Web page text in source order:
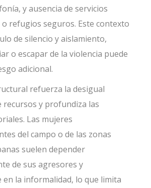
y ausencia de servicios
o refugios seguros. Este contexto
de silencio y aislamiento,
o escapar de la violencia puede
adicional.
refuerza la desigual
recursos y profundiza las
Las mujeres
del campo o de las zonas
suelen depender
de sus agresores y
en la informalidad, lo que limita